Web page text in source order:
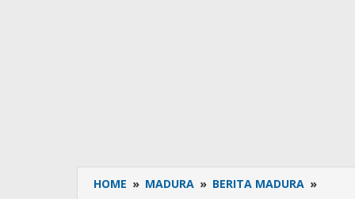
HOME » MADURA » BERITA MADURA »